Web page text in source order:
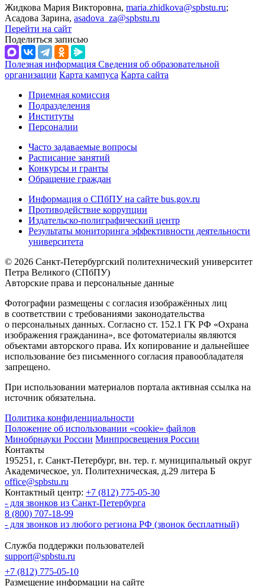
Жидкова Мария Викторовна, maria.zhidkova@spbstu.ru;
Асадова Зарина, asadova_za@spbstu.ru
Перейти на сайт
Поделиться записью
Полезная информация Сведения об образовательной
организации Карта кампуса Карта сайта
Приемная комиссия
Подразделения
Институты
Персоналии
Часто задаваемые вопросы
Расписание занятий
Конкурсы и гранты
Обращение граждан
Информация о СПбПУ на сайте bus.gov.ru
Противодействие коррупции
Издательско-полиграфический центр
Результаты мониторинга эффективности деятельности
университета
© 2026 Санкт-Петербургский политехнический университет
Петра Великого (СПбПУ)
Авторские права и персональные данные
Фотографии размещены с согласия изображённых лиц
в соответствии с требованиями законодательства
о персональных данных. Согласно ст. 152.1 ГК РФ «Охрана
изображения гражданина», все фотоматериалы являются
объектами авторского права. Их копирование и дальнейшее
использование без письменного согласия правообладателя
запрещено.
При использовании материалов портала активная ссылка на
источник обязательна.
Политика конфиденциальности
Положение об использовании «cookie» файлов
Минобрнауки России Минпросвещения России
Контакты
195251, г. Санкт-Петербург, вн. тер. г. муниципальный округ
Академическое, ул. Политехническая, д.29 литера Б
office@spbstu.ru
Контактный центр: +7 (812) 775-05-30
- для звонков из Санкт-Петербурга
8 (800) 707-18-99
- для звонков из любого региона РФ (звонок бесплатный)
Служба поддержки пользователей
support@spbstu.ru
+7 (812) 775-05-10
Размещение информации на сайте